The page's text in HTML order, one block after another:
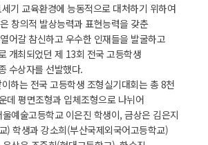
기 교육환경에 능동적으로 대처하기 위하여
창의적 발상능력과 표현능력을 갖춘
어갈 참신하고 우수한 인재들을 발굴하고
개최되었던 제 13회 전국 고등학생
수상자를 선발했다.
하는 전국 고등학생 조형실기대회는 총 8천
데 평면조형과 입체조형으로 나뉘어
예술고등학교 이은진 학생이, 금상은 김은지
) 학생과 강소희(부산국제외국어고등학교)